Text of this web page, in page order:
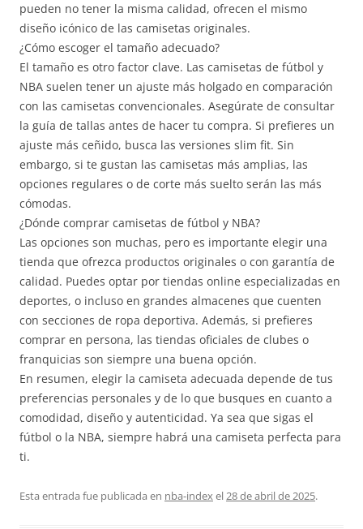
pueden no tener la misma calidad, ofrecen el mismo
diseño icónico de las camisetas originales.
¿Cómo escoger el tamaño adecuado?
El tamaño es otro factor clave. Las camisetas de fútbol y
NBA suelen tener un ajuste más holgado en comparación
con las camisetas convencionales. Asegúrate de consultar
la guía de tallas antes de hacer tu compra. Si prefieres un
ajuste más ceñido, busca las versiones slim fit. Sin
embargo, si te gustan las camisetas más amplias, las
opciones regulares o de corte más suelto serán las más
cómodas.
¿Dónde comprar camisetas de fútbol y NBA?
Las opciones son muchas, pero es importante elegir una
tienda que ofrezca productos originales o con garantía de
calidad. Puedes optar por tiendas online especializadas en
deportes, o incluso en grandes almacenes que cuenten
con secciones de ropa deportiva. Además, si prefieres
comprar en persona, las tiendas oficiales de clubes o
franquicias son siempre una buena opción.
En resumen, elegir la camiseta adecuada depende de tus
preferencias personales y de lo que busques en cuanto a
comodidad, diseño y autenticidad. Ya sea que sigas el
fútbol o la NBA, siempre habrá una camiseta perfecta para
ti.
Esta entrada fue publicada en nba-indexel28 de abril de 2025.